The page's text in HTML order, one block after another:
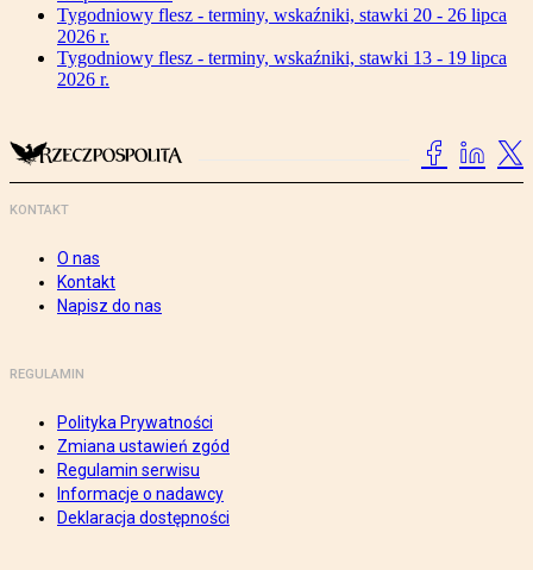
Tygodniowy flesz - terminy, wskaźniki, stawki 20 - 26 lipca
2026 r.
Tygodniowy flesz - terminy, wskaźniki, stawki 13 - 19 lipca
2026 r.
KONTAKT
O nas
Kontakt
Napisz do nas
REGULAMIN
Polityka Prywatności
Zmiana ustawień zgód
Regulamin serwisu
Informacje o nadawcy
Deklaracja dostępności